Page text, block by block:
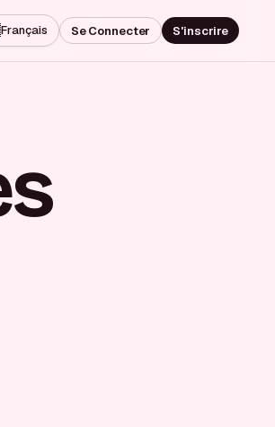
Français Se Connecter S'inscrire